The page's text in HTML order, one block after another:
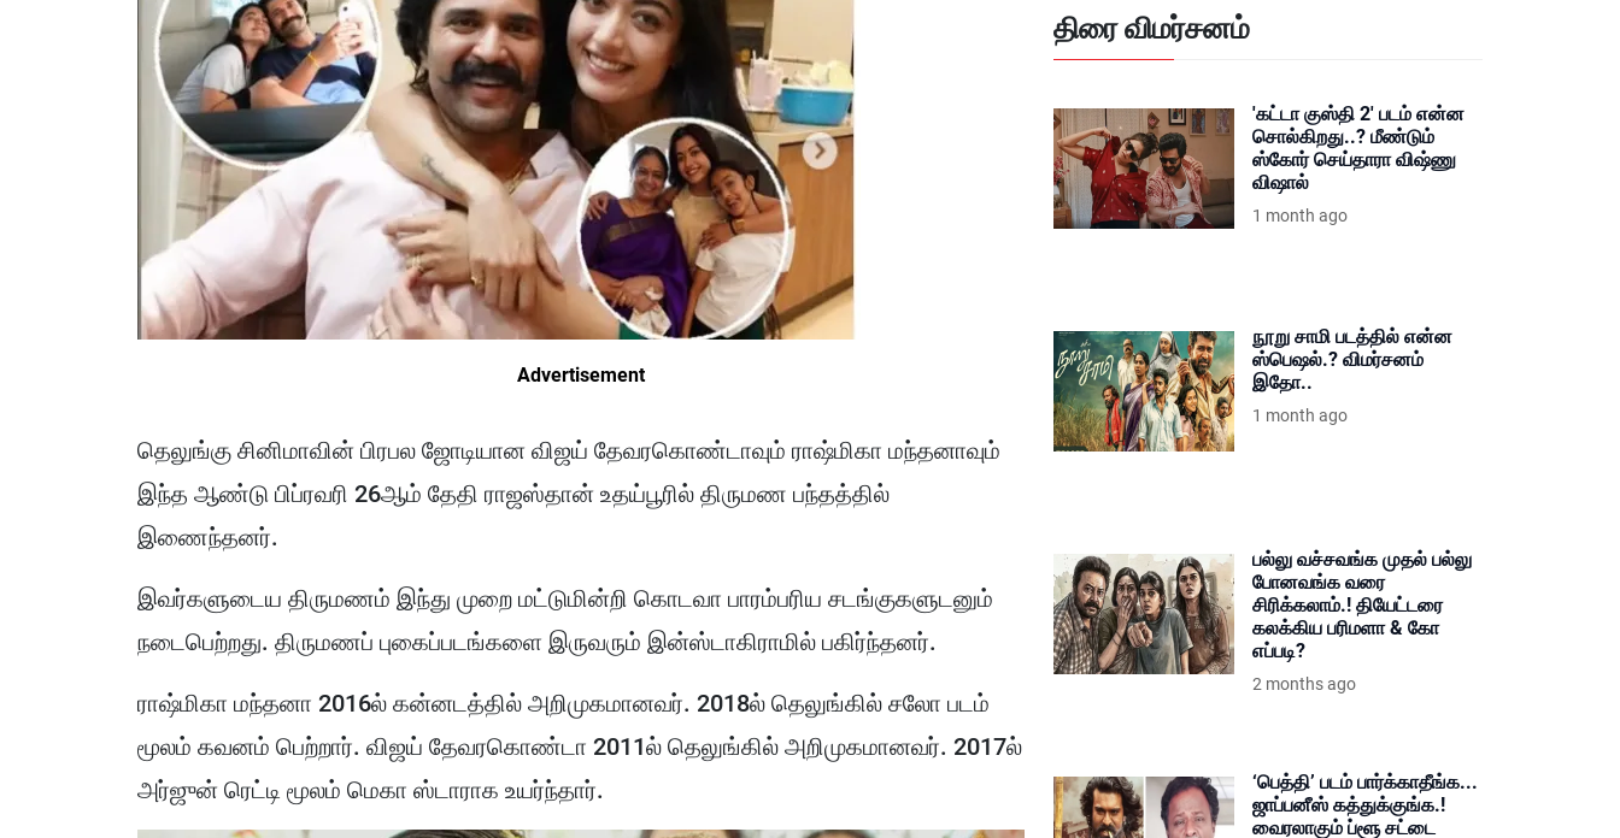
Advertisement
தெலுங்கு சினிமாவின் பிரபல ஜோடியான விஜய் தேவரகொண்டாவும் ராஷ்மிகா மந்தனாவும்
இந்த ஆண்டு பிப்ரவரி 26ஆம் தேதி ராஜஸ்தான் உதய்பூரில் திருமண பந்தத்தில்
இணைந்தனர்.
இவர்களுடைய திருமணம் இந்து முறை மட்டுமின்றி கொடவா பாரம்பரிய சடங்குகளுடனும்
நடைபெற்றது. திருமணப் புகைப்படங்களை இருவரும் இன்ஸ்டாகிராமில் பகிர்ந்தனர்.
ராஷ்மிகா மந்தனா 2016ல் கன்னடத்தில் அறிமுகமானவர். 2018ல் தெலுங்கில் சலோ படம்
மூலம் கவனம் பெற்றார். விஜய் தேவரகொண்டா 2011ல் தெலுங்கில் அறிமுகமானவர். 2017ல்
அர்ஜுன் ரெட்டி மூலம் மெகா ஸ்டாராக உயர்ந்தார்.
திரை விமர்சனம்
'கட்டா குஸ்தி 2' படம் என்ன
சொல்கிறது..? மீண்டும்
ஸ்கோர் செய்தாரா விஷ்ணு
விஷால்
1 month ago
நூறு சாமி படத்தில் என்ன
ஸ்பெஷல்.? விமர்சனம்
இதோ..
1 month ago
பல்லு வச்சவங்க முதல் பல்லு
போனவங்க வரை
சிரிக்கலாம்.! தியேட்டரை
கலக்கிய பரிமளா & கோ
எப்படி?
2 months ago
‘பெத்தி’ படம் பார்க்காதீங்க...
ஜாப்பனீஸ் கத்துக்குங்க.!
வைரலாகும் ப்ளூ சட்டை